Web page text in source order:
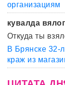
организациям
кувалда
Откуда ты
В Брянске 32-
краж из